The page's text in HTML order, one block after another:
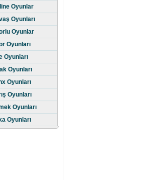
Oyunlar
Oyunları
Oyunlar
Oyunları
Oyunları
Oyunları
Oyunları
Oyunları
Oyunları
Oyunları